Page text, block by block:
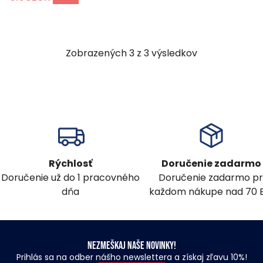
Zobrazených3 z 3výsledkov
Rýchlosť
Doručenie už do 1 pracovného
dňa
Doručenie zadarmo
Doručenie zadarmo
každom nákupe nad 70
Nezmeškaj naše novinky!
Prihlás sa na odber nášho newslettera a získaj zľavu 10%!